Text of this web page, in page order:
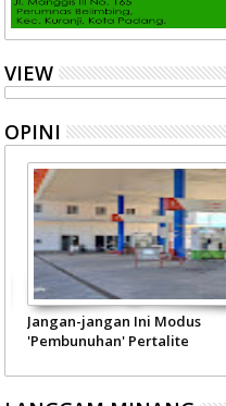
VIEW
OPINI
Jangan-jangan Ini Modus
'Pembunuhan' Pertalite